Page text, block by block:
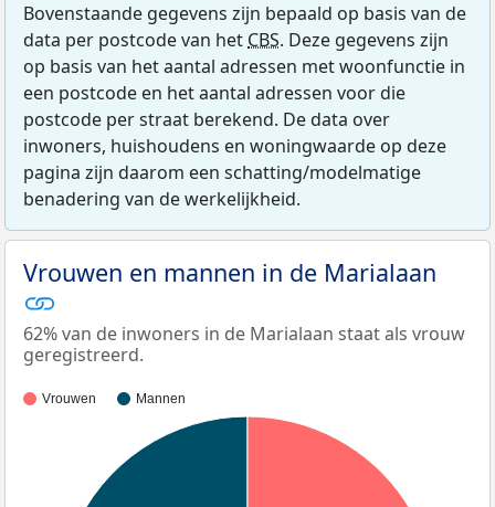
Bovenstaande gegevens zijn bepaald op basis van de
data per postcode van het CBS. Deze gegevens zijn
op basis van het aantal adressen met woonfunctie in
een postcode en het aantal adressen voor die
postcode per straat berekend. De data over
inwoners, huishoudens en woningwaarde op deze
pagina zijn daarom een schatting/modelmatige
benadering van de werkelijkheid.
Vrouwen en mannen in de Marialaan
62% van de inwoners in de Marialaan staat als vrouw
geregistreerd.
Vrouwen Mannen